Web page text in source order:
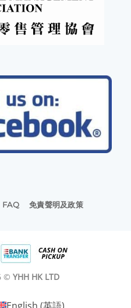
FAQ 免責聲明及政策
© YHH HK LTD
English (英語)